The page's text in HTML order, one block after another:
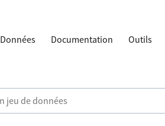
Données Documentation Outils